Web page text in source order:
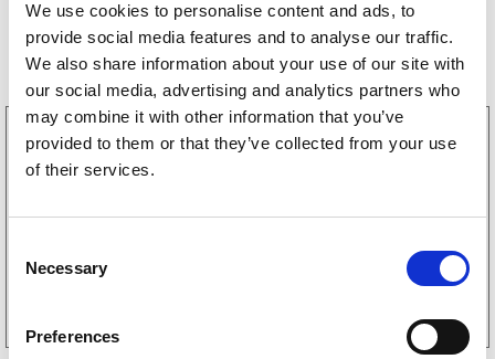
We use cookies to personalise content and ads, to
provide social media features and to analyse our traffic.
We also share information about your use of our site with
our social media, advertising and analytics partners who
may combine it with other information that you’ve
provided to them or that they’ve collected from your use
of their services.
e
Necessary
Preferences
Bestselgere
3160052
LGF skilt Selvklebende
256kr